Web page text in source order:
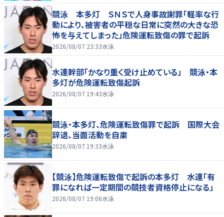
競泳 本多灯 ＳＮＳで人身事故謝罪「軽率な行
動により、被害者の平穏な日常に突然の大きな恐
怖を与えてしまった」危険運転致傷の罪で起訴
2026/08/07 23:33水泳
水連幹部「かなり重く受け止めている」 競泳・本
多灯が危険運転致傷起訴
2026/08/07 19:43水泳
競泳・本多灯、危険運転致傷罪で起訴 国際大会
辞退、当面活動を自粛
2026/08/07 19:33水泳
【競泳】危険運転致傷で起訴の本多灯 水連「有
罪になれば一定期間の競技者資格停止になる」
2026/08/07 19:06水泳